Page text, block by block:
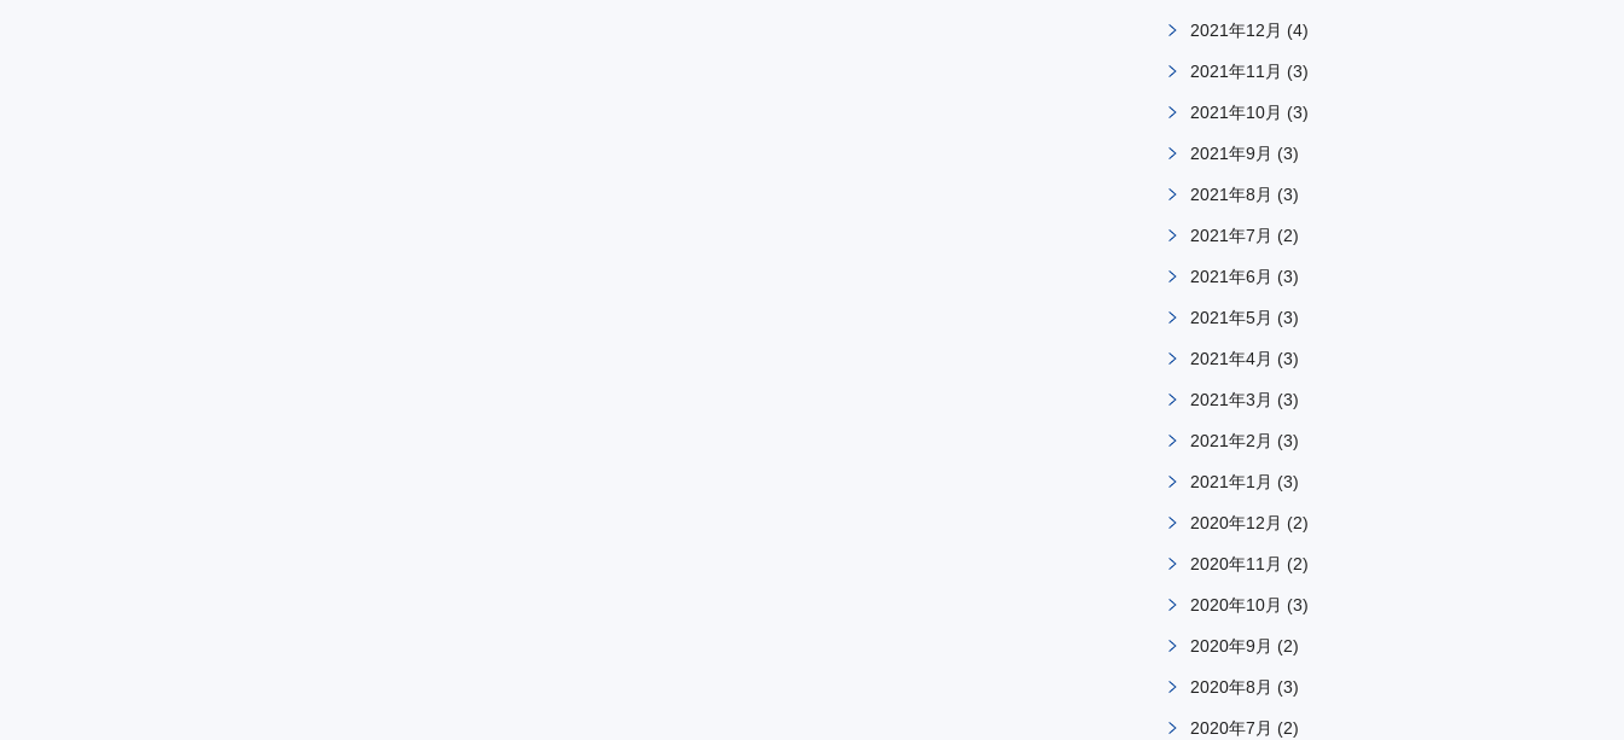
2021年12月 (4)
2021年11月 (3)
2021年10月 (3)
2021年9月 (3)
2021年8月 (3)
2021年7月 (2)
2021年6月 (3)
2021年5月 (3)
2021年4月 (3)
2021年3月 (3)
2021年2月 (3)
2021年1月 (3)
2020年12月 (2)
2020年11月 (2)
2020年10月 (3)
2020年9月 (2)
2020年8月 (3)
2020年7月 (2)